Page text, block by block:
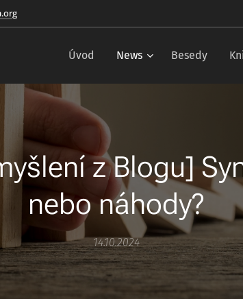
Úvod News Besedy
z Blogu]
nebo náhody?
14.10.2024